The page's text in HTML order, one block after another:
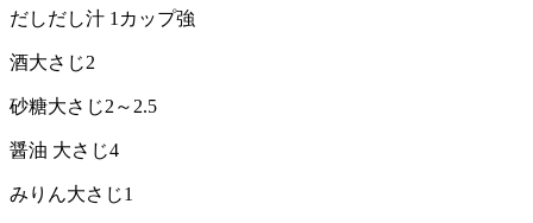
だしだし汁 1カップ強
酒大さじ2
砂糖大さじ2～2.5
醤油 大さじ4
みりん大さじ1